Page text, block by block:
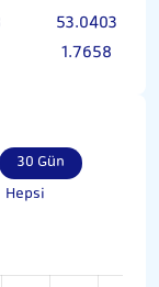
53.0403
1.7658
30 Gün
Hepsi